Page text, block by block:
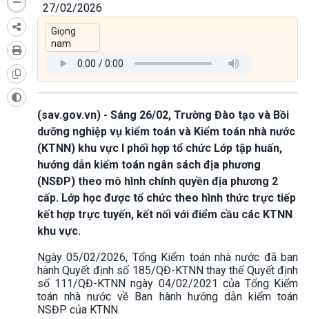
27/02/2026
(sav.gov.vn) - Sáng 26/02, Trường Đào tạo và Bồi
dưỡng nghiệp vụ kiểm toán và Kiểm toán nhà nước
(KTNN) khu vực I phối hợp tổ chức Lớp tập huấn,
hướng dẫn kiểm toán ngân sách địa phương
(NSĐP) theo mô hình chính quyền địa phương 2
cấp. Lớp học được tổ chức theo hình thức trực tiếp
kết hợp trực tuyến, kết nối với điểm cầu các KTNN
khu vực.
Ngày 05/02/2026, Tổng Kiểm toán nhà nước đã ban
hành Quyết định số 185/QĐ-KTNN thay thế Quyết định
số 111/QĐ-KTNN ngày 04/02/2021 của Tổng Kiểm
toán nhà nước về Ban hành hướng dẫn kiểm toán
NSĐP của KTNN.